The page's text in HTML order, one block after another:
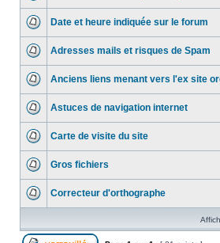
Date et heure indiquée sur le forum
Adresses mails et risques de Spam
Anciens liens menant vers l'ex site
Astuces de navigation internet
Carte de visite du site
Gros fichiers
Correcteur d'orthographe